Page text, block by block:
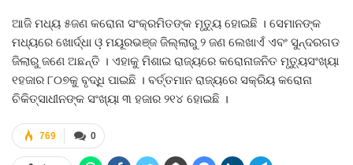
ଆଜି ମଧ୍ୟ ୫ଜଣ କରୋନା ସଂକ୍ରମିତଙ୍କ ମୃତ୍ୟୁ ହୋଇଛି । ସେମାନଙ୍କ
ମଧ୍ୟରେ ଖୋର୍ଦ୍ଧା ଓ଼ ମୟୂରଭଞ୍ଜ ଜିଲ୍ଲାରୁ ୨ ଜଣ ଲେଖାଏଁ ଏବଂ ସୁନ୍ଦରଗଡ
ଜିଲାରୁ ଜଣେ ଅଛନ୍ତି । ଏହାକୁ ମିଶାଇ ରାଜ୍ୟରେ କରୋନାଜନିତ ମୃତ୍ୟୁସଂଖ୍ୟା
୧ହଜାର ୮୦୭କୁ ବୃଦ୍ଧି ପାଇଛି । ବର୍ତ୍ତମାନ ରାଜ୍ୟରେ ସକ୍ରିୟ କରୋନା
ଚିକିତ୍ସାଧୀନଙ୍କ ସଂଖ୍ୟା ୩ ହଜାର ୨୧୪ ହୋଇଛି ।
0
769